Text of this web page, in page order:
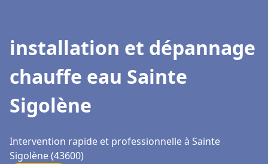
installation et dépannage
chauffe eau Sainte
Sigolène
Intervention rapide et professionnelle à Sainte
Sigolène (43600)